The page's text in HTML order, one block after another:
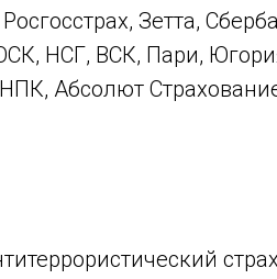
Зетта,
НСГ, ВСК, Пари,
Абсолют